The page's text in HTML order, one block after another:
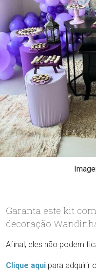
Garanta este kit
decoração
Afinal, eles não podem
Clique aqui para adquirir